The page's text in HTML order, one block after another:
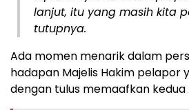
lanjut, itu yang masih kita
tutupnya.
Ada momen menarik dalam
hadapan Majelis Hakim pelapor
dengan tulus memaafkan